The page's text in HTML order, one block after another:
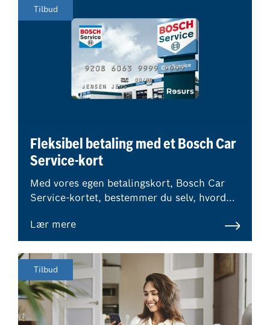
Tilbud
Fleksibel betaling med et Bosch Car
Service-kort
Med vores egen betalingskort, Bosch Car
Service-kortet, bestemmer du selv, hvordan
Lær mere
Tilbud